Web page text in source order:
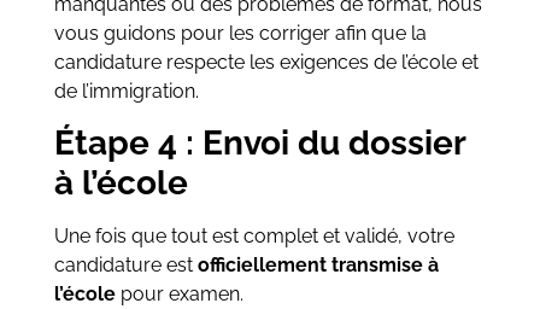
vous guidons pour les corriger afin que la
candidature respecte les exigences de l’école et
de l’immigration.
Étape 4 : Envoi du dossier
à l’école
Une fois que tout est complet et validé, votre
candidature est officiellement transmise à
l’écolepour examen.